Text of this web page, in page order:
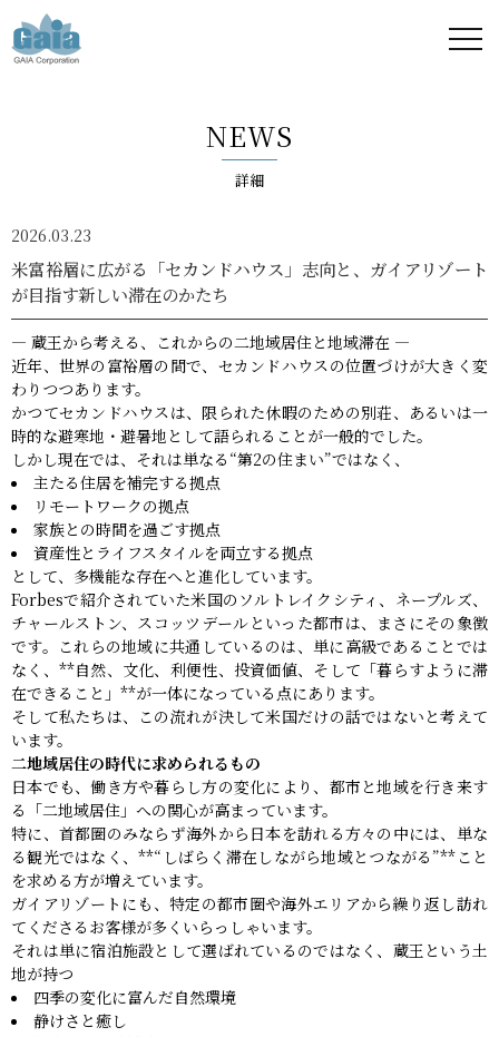
ア -
GAIA
Corporation
-
NEWS
詳細
2026.03.23
米富裕層に広がる「セカンドハウス」志向と、ガイアリゾート
が目指す新しい滞在のかたち
― 蔵王から考える、これからの二地域居住と地域滞在 ―
近年、世界の富裕層の間で、セカンドハウスの位置づけが大きく変
わりつつあります。
かつてセカンドハウスは、限られた休暇のための別荘、あるいは一
時的な避寒地・避暑地として語られることが一般的でした。
しかし現在では、それは単なる“第2の住まい”ではなく、
主たる住居を補完する拠点
リモートワークの拠点
家族との時間を過ごす拠点
資産性とライフスタイルを両立する拠点
として、多機能な存在へと進化しています。
Forbesで紹介されていた米国のソルトレイクシティ、ネープルズ、
チャールストン、スコッツデールといった都市は、まさにその象徴
です。これらの地域に共通しているのは、単に高級であることでは
なく、**自然、文化、利便性、投資価値、そして「暮らすように滞
在できること」**が一体になっている点にあります。
そして私たちは、この流れが決して米国だけの話ではないと考えて
います。
二地域居住の時代に求められるもの
日本でも、働き方や暮らし方の変化により、都市と地域を行き来す
る「二地域居住」への関心が高まっています。
特に、首都圏のみならず海外から日本を訪れる方々の中には、単な
る観光ではなく、**“しばらく滞在しながら地域とつながる”**こと
を求める方が増えています。
ガイアリゾートにも、特定の都市圏や海外エリアから繰り返し訪れ
てくださるお客様が多くいらっしゃいます。
それは単に宿泊施設として選ばれているのではなく、蔵王という土
地が持つ
四季の変化に富んだ自然環境
静けさと癒し